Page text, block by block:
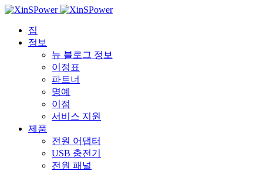
집
정보
뉴 블로그 정보
이정표
파트너
명예
이점
서비스 지원
제품
전원 어댑터
USB 충전기
전원 패널